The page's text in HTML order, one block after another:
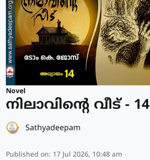
Novel
നിലാവിന്റെ വീട് - 14
Sathyadeepam
Published on: 17 Jul 2026, 10:48 am